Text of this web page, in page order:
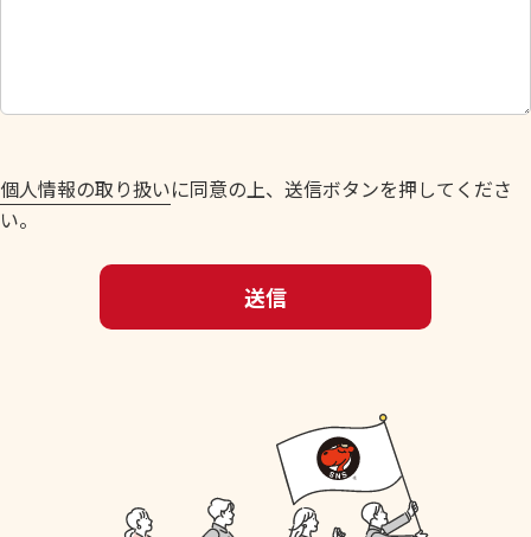
だ
い
。
個人情報の取り扱いに同意の上、送信ボタンを押してくださ
い。